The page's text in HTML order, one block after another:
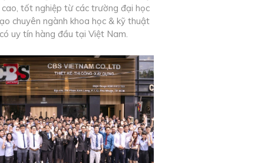
tốt nghiệp từ các trường đại học
chuyên ngành khoa học & kỹ thuật
có uy tín hàng đầu tại Việt Nam.